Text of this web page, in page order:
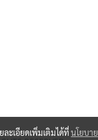
ะเอียดเพิ่มเติมได้ที่นโยบาย